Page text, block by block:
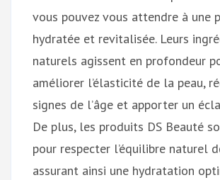
vous pouvez vous attendre à une
hydratée et revitalisée. Leurs
naturels agissent en profondeur
améliorer l’élasticité de la peau,
signes de l’âge et apporter un
De plus, les produits DS Beauté
pour respecter l’équilibre naturel
assurant ainsi une hydratation